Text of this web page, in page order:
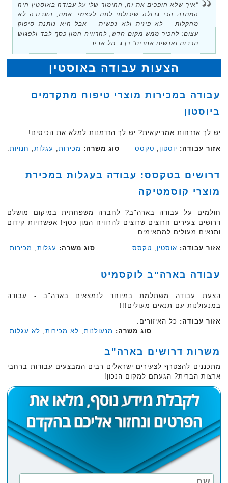
"איך שלא הופכים את זה, ההימור שלי על עבודה באוסטין היה
המתנה הכי גדולה שיכולתי לתת לעצמי. אמת, העבודה לא
מהקלות – לא פיזית ולא נפשית – אבל היא נותנת סיפוק
עצום: להכיר ממש מקום חדש, להרוויח המון כסף לבד ולפגוש
תרבות ואנשים אחרים" רן ג. תל אביב
הצעות עבודה באוסטין
עבודה במכירות מוצרי טיפוח מתקדמים
ביוסטון
יש לך אזרחות אמריקאית? יש לך הזדמנות למלא את הכיסים!
אזור עבודה: יוסטון טקסס סוג משרה: מכירות, עגלות, חנויות.‏
דרושים בטקסס: עבודה בעגלות במכירת
מוצרי קוסמטיקה
חולמים על עבודה בארה"ב? לחברה משפחתית במיקום מושלם
דרושים צעירים חרוצים שרוצים ‏להרוויח המון כסף! אפשרויות קידום
ותנאים מעולים למתאימים.‏
אזור עבודה: אוסטין טקסס סוג משרה: עגלות, מכירות.
עבודה בארה"ב לוקסמיט
הצעת עבודה משתלמת במיוחד לנמצאים בארה"ב - עבודה
במנעולנות עם תנאים מעולים!!!
אזור עבודה: כל האיזורים.
סוג משרה: מנעולנות, לא מכירות, לא עגלות.
משרות דרושים בארה"ב
מתכננים להצטרף לצעירים ישראלים רבים המבצעים עבודות ברחבי
ארצות הברית? הגעתם למקום הנכון!